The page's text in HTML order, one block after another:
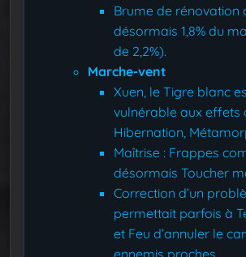
Brume de rénovation
désormais 1,8% du
de 2,2%).
Marche-vent
Xuen, le Tigre blanc
vulnérable aux effets
Hibernation,
Maîtrise : Frappes
désormais Toucher
Correction d’un
permettait parfois à
et Feu d’annuler le